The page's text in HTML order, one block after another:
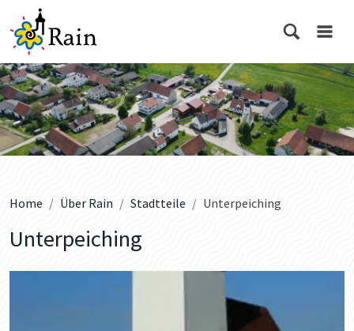
Home Über Rain Stadtteile Unterpeiching
Unterpeiching